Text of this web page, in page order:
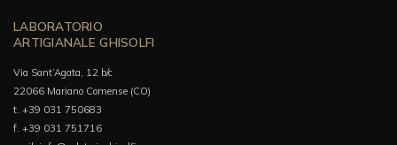
LABORATORIO
ARTIGIANALE GHISOLFI
Via Sant’Agata, 12 b/c
22066 Mariano Comense (CO)
t. +39 031 750683
f. +39 031 751716